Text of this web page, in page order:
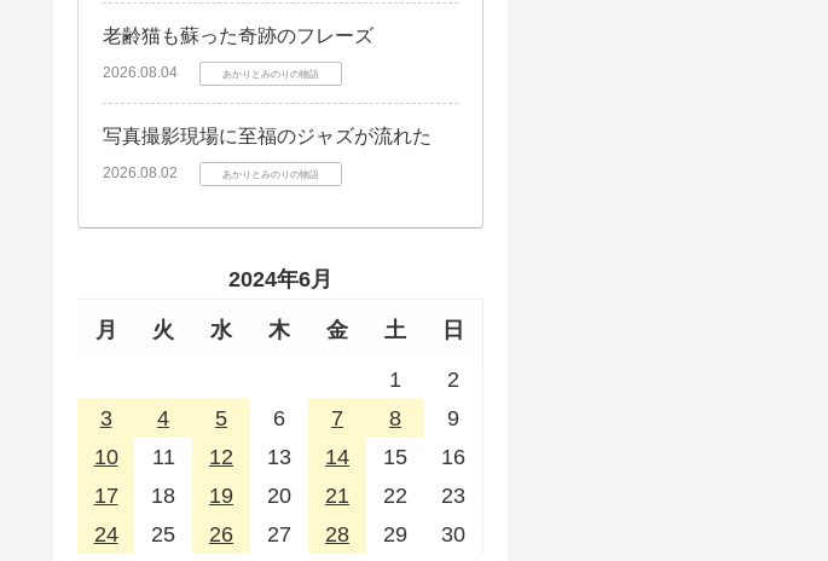
老齢猫も蘇った奇跡のフレーズ
2026.08.04 あかりとみのりの物語
写真撮影現場に至福のジャズが流れた
2026.08.02 あかりとみのりの物語
2024年6月
月 火 水 木 金 土 日
1
2
3
4 5 6 7 8
9
10
11 12 13 14 15
16
17
18 19 20 21 22
23
24
25 26 27 28 29 30